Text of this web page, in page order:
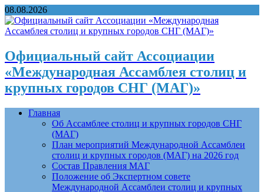
08.08.2026
Официальный сайт Ассоциации
«Международная Ассамблея столиц и
крупных городов СНГ (МАГ)»
Главная
Об Ассамблее столиц и крупных городов СНГ
(МАГ)
План мероприятий Международной Ассамблеи
столиц и крупных городов (МАГ) на 2026 год
Состав Правления МАГ
Положение об Экспертном совете
Международной Ассамблеи столиц и крупных